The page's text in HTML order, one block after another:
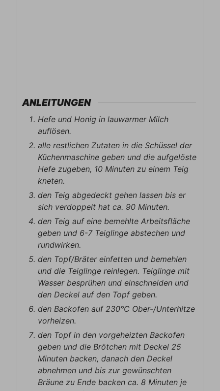
ANLEITUNGEN
Hefe und Honig in lauwarmer Milch
auflösen.
alle restlichen Zutaten in die Schüssel der
Küchenmaschine geben und die aufgelöste
Hefe zugeben, 10 Minuten zu einem Teig
kneten.
den Teig abgedeckt gehen lassen bis er
sich verdoppelt hat ca. 90 Minuten.
den Teig auf eine bemehlte Arbeitsfläche
geben und 6-7 Teiglinge abstechen und
rundwirken.
den Topf/Bräter einfetten und bemehlen
und die Teiglinge reinlegen. Teiglinge mit
Wasser besprühen und einschneiden und
den Deckel auf den Topf geben.
den Backofen auf 230°C Ober-/Unterhitze
vorheizen.
den Topf in den vorgeheizten Backofen
geben und die Brötchen mit Deckel 25
Minuten backen, danach den Deckel
abnehmen und bis zur gewünschten
Bräune zu Ende backen ca. 8 Minuten je